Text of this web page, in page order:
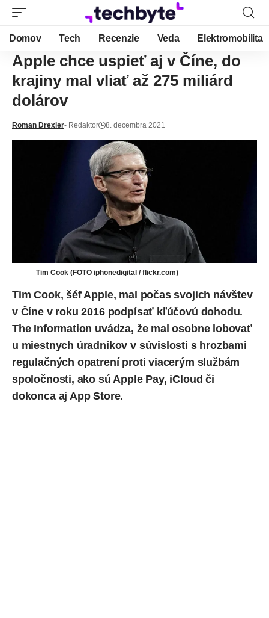
Domov Tech Recenzie Veda Elektromobilita
Apple chce uspieť aj v Číne, do
krajiny mal vliať až 275 miliárd
dolárov
Roman Drexler- Redaktor 8. decembra 2021
Tim Cook (FOTO iphonedigital / flickr.com)
Tim Cook, šéfApple, mal počas svojich návštev
v Číne v roku 2016 podpísať kľúčovú dohodu.
The Information uvádza, že mal osobne lobovať
u miestnych úradníkov v súvislosti s hrozbami
regulačných opatrení proti viacerým službám
spoločnosti, ako sú Apple Pay, iCloud či
dokonca aj App Store.